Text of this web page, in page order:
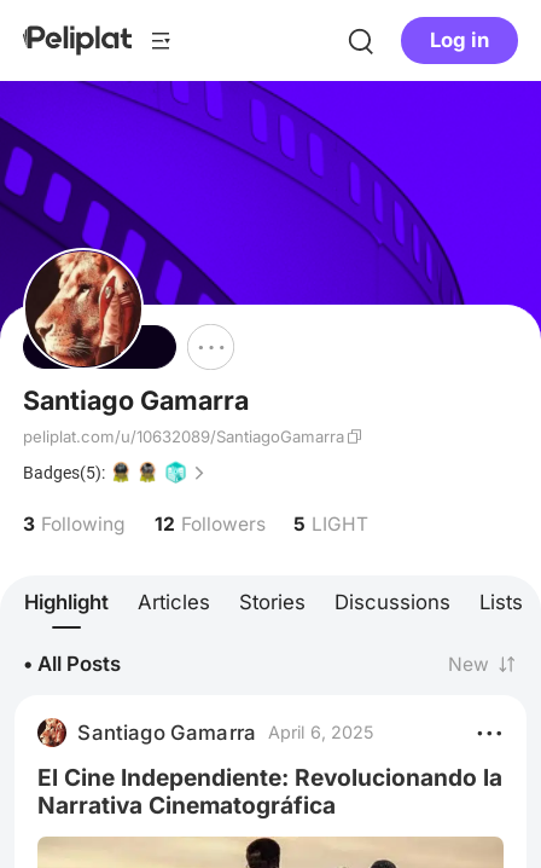
Log in
Follow
Santiago Gamarra
peliplat.com/u/10632089/SantiagoGamarra
Badges(5):
3 Following 12 Followers 5 LIGHT
Highlight Articles Stories Discussions Lists
• All Posts New
Santiago Gamarra April 6, 2025
El Cine Independiente: Revolucionando la
Narrativa Cinematográfica